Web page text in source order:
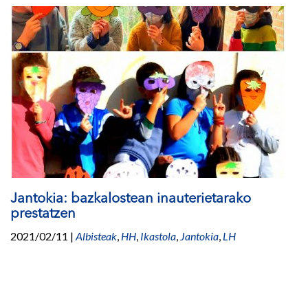
Jantokia: bazkalostean inauterietarako
prestatzen
2021/02/11 | Albisteak, HH, Ikastola, Jantokia, LH